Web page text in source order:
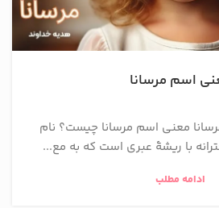
اسم مرسانا
معنی اسم مرسانا چیست؟ نام
با ریشهٔ عبری است که به مع...
ادامه مطلب